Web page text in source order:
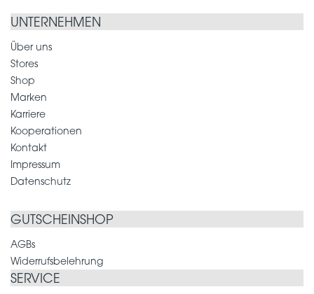
UNTERNEHMEN
Über uns
Stores
Shop
Marken
Karriere
Kooperationen
Kontakt
Impressum
Datenschutz
GUTSCHEINSHOP
AGBs
Widerrufsbelehrung
SERVICE